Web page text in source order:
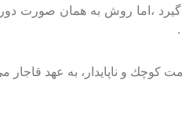
،اما روش‌ به‌ همان‌ صورت‌
كوچك‌ و ناپايدار، به‌ عهد